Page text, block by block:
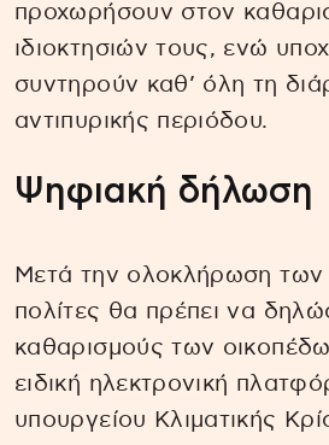
προχωρήσουν στον
ιδιοκτησιών τους, ενώ
συντηρούν καθ’ όλη τη
αντιπυρικής περιόδου.
Ψηφιακή δήλωση
Μετά την ολοκλήρωση των
πολίτες θα πρέπει να
καθαρισμούς των
ειδική ηλεκτρονική
υπουργείου Κλιματικής